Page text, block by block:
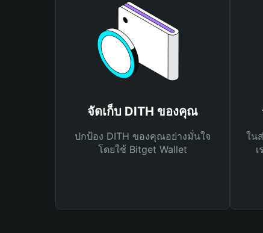
จัดเก็บ DITH ของคุณ
ปกป้อง DITH ของคุณอย่างมั่นใจ
โดยใช้ Bitget Wallet
ใน